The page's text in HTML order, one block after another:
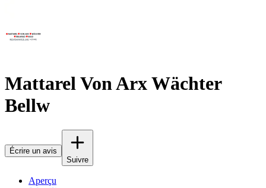
Mattarel Von Arx Wächter
Bellw
Écrire un avis
Suivre
Aperçu